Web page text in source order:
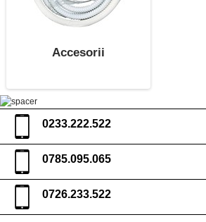
Accesorii
0233.222.522
0785.095.065
0726.233.522